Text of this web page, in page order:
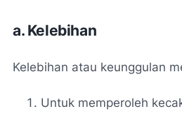
a. Kelebihan
Kelebihan atau keunggulan
Untuk memperoleh